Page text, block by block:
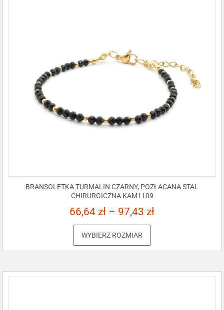
BRANSOLETKA TURMALIN CZARNY, POZŁACANA STAL
CHIRURGICZNA KAM1109
66,64 zł – 97,43 zł
WYBIERZ ROZMIAR